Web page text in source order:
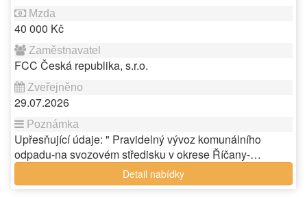
40 000 Kč
FCC Česká republika, s.r.o.
29.07.2026
Upřesňující údaje: " Pravidelný vývoz komunálního
odpadu-na svozovém středisku v okrese Říčany-…
Detail nabídky